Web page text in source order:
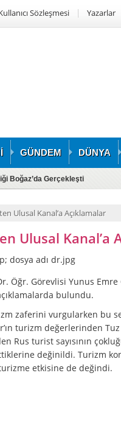
Sözleşmesi Yazarlar
GÜNDEM DÜNYA
Boğaz’da Gerçekleşti
Ulusal Kanal’a Açıklamalar
Ulusal Kanal’a
Öğr. Görevlisi Yunus Emre
bulundu.
zaferini vurgularken bu
turizm değerlerinden Tuz
Rus turist sayısının
değinildi. Turizm
etkisine de değindi.